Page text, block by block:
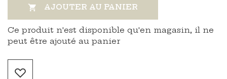
 AJOUTER AU PANIER
Ce produit n'est disponible qu'en magasin, il ne
peut être ajouté au panier